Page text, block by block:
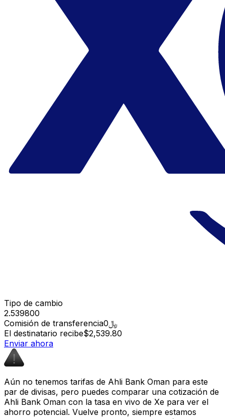
Tipo de cambio
2.539800
Comisión de transferencia ﷼0
El destinatario recibe$2,539.80
Enviar ahora
Aún no tenemos tarifas de Ahli Bank Oman para este
par de divisas, pero puedes comparar una cotización de
Ahli Bank Oman con la tasa en vivo de Xe para ver el
ahorro potencial. Vuelve pronto, siempre estamos